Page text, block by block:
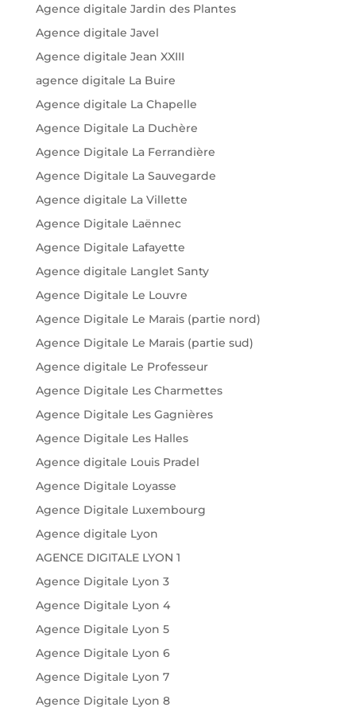
Agence digitale Jardin des Plantes
Agence digitale Javel
Agence digitale Jean XXIII
agence digitale La Buire
Agence digitale La Chapelle
Agence Digitale La Duchère
Agence Digitale La Ferrandière
Agence Digitale La Sauvegarde
Agence digitale La Villette
Agence Digitale Laënnec
Agence Digitale Lafayette
Agence digitale Langlet Santy
Agence Digitale Le Louvre
Agence Digitale Le Marais (partie nord)
Agence Digitale Le Marais (partie sud)
Agence digitale Le Professeur
Agence Digitale Les Charmettes
Agence Digitale Les Gagnières
Agence Digitale Les Halles
Agence digitale Louis Pradel
Agence Digitale Loyasse
Agence Digitale Luxembourg
Agence digitale Lyon
AGENCE DIGITALE LYON 1
Agence Digitale Lyon 3
Agence Digitale Lyon 4
Agence Digitale Lyon 5
Agence Digitale Lyon 6
Agence Digitale Lyon 7
Agence Digitale Lyon 8